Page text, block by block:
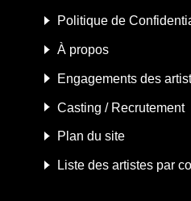
Politique de
À propos
Engagements des
Casting / Recrutement
Plan du site
Liste des artistes par